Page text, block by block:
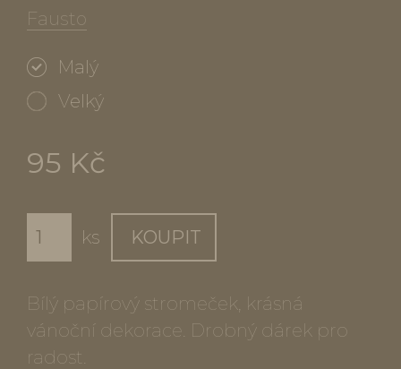
Fausto
Malý
Velký
95 Kč
ks KOUPIT
Bílý papírový stromeček, krásná
vánoční dekorace. Drobný dárek pro
radost.